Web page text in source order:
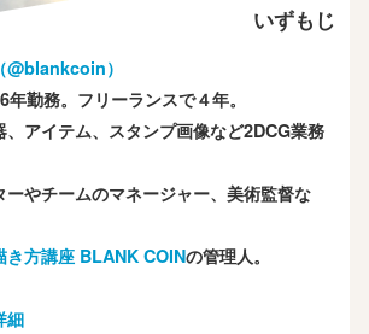
いずもじ
（‎@blankcoin）
勤務。フリーランスで４年。
、アイテム、スタンプ画像など2DCG業務
ーやチームのマネージャー、美術監督な
き方講座 BLANK COINの管理人。
細